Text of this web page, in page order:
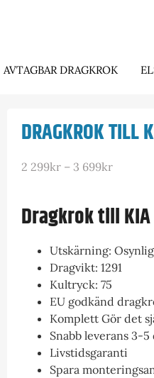
AVTAGBAR DRAGKROK
DRAGKROK TILL
2 299kr – 3 699kr
Dragkrok till
Utskärning: Osynlig
Dragvikt: 1291
Kultryck: 75
EU godkänd
Komplett Gör det
Snabb leverans 3-5
Livstidsgaranti
Spara